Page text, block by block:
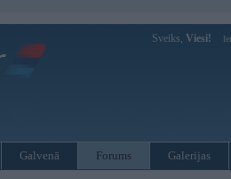
Sveiks, Viesi!
Galvenā Forums Galerijas